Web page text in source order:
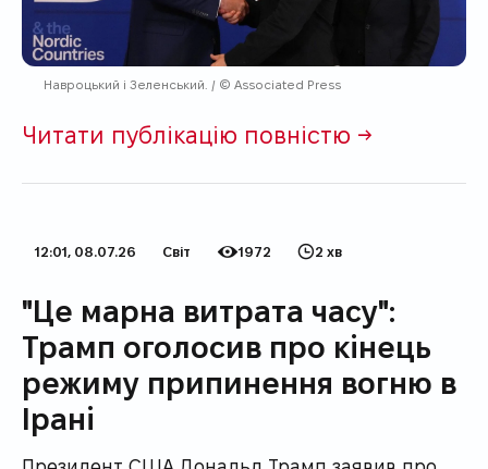
Навроцький і Зеленський. / © Associated Press
Читати публікацію повністю →
Дата публікації
12:01, 08.07.26
Категорія
Світ
Кількість переглядів
1972
Час на прочитання
2 хв
"Це марна витрата часу":
Трамп оголосив про кінець
режиму припинення вогню в
Ірані
Президент США Дональд Трамп заявив про